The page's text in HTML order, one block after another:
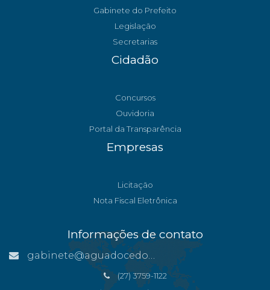
Gabinete do Prefeito
Legislação
Secretarias
Cidadão
Concursos
Ouvidoria
Portal da Transparência
Empresas
Licitação
Nota Fiscal Eletrônica
Informações de contato
gabinete@aguadocedonorte.es.gov.br
(27) 3759-1122